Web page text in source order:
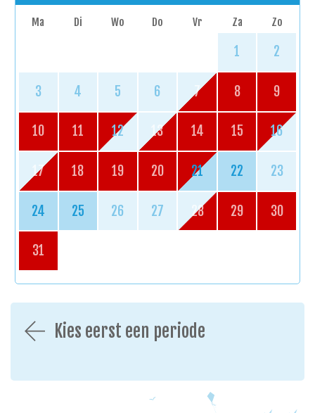
Ma Di Wo Do Vr Za Zo
1 2
3 4 5 6 7 8 9
10 11 12 13 14 15 16
17 18 19 20 21 22 23
24 25 26 27 28 29 30
31
Kies eerst een periode